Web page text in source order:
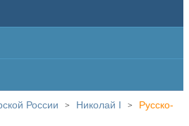
России > Николай I >
Русско-